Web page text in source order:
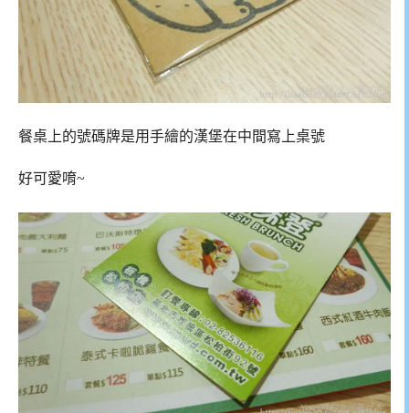
餐桌上的號碼牌是用手繪的漢堡在中間寫上桌號
好可愛唷~